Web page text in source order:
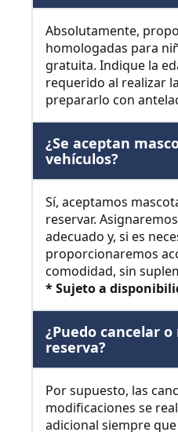
Absolutamente,
homologadas para
gratuita. Indique la
requerido al realizar
prepararlo con
¿Se aceptan
vehículos?
Sí, aceptamos
reservar.
adecuado y, si es
proporcionaremos
comodidad, sin
* Sujeto a
¿Puedo cancelar
reserva?
Por supuesto, las
modificaciones se
adicional siempre